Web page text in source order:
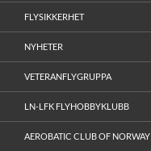
FLYSIKKERHET
NYHETER
VETERANFLYGRUPPA
LN-LFK FLYHOBBYKLUBB
AEROBATIC CLUB OF NORWAY